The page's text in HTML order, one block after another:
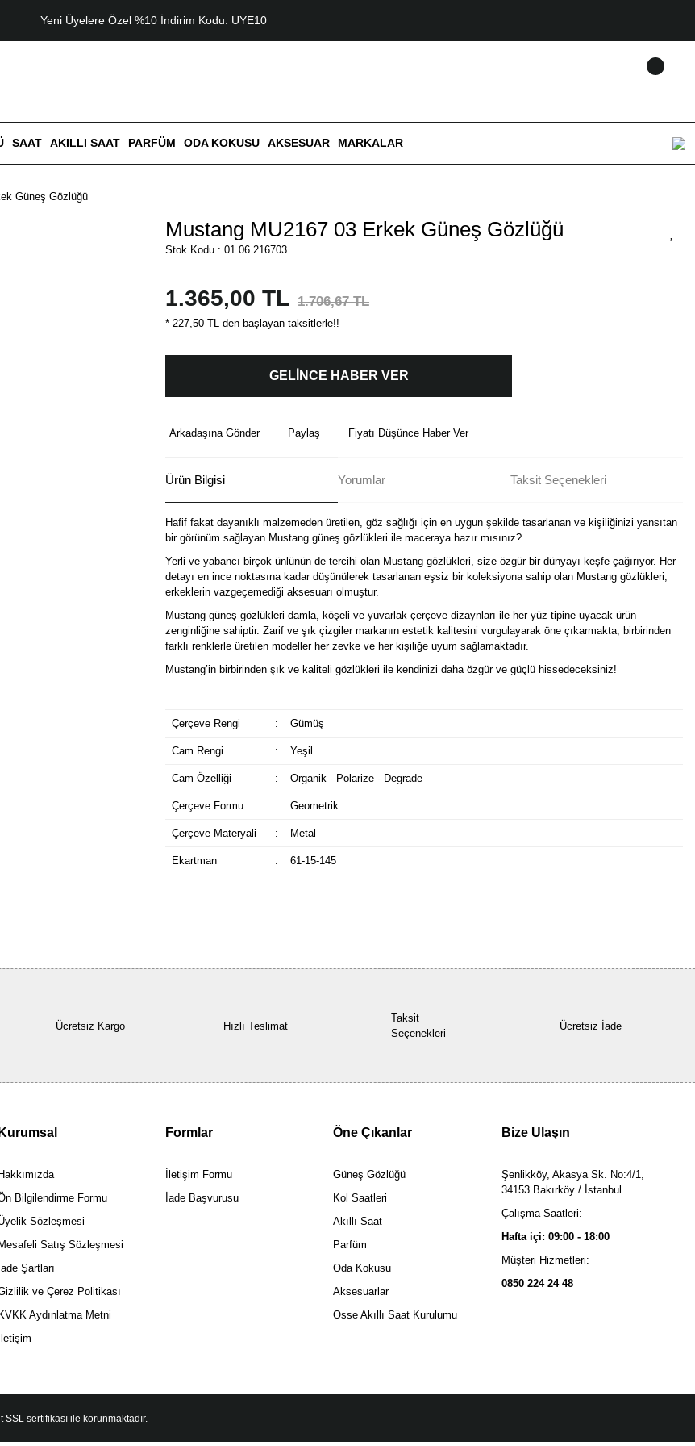
Yeni Üyelere Özel %10 İndirim Kodu: UYE10
SAAT AKILLI SAAT PARFÜM ODA KOKUSU AKSESUAR MARKALAR
Güneş Gözlüğü
Mustang MU2167 03 Erkek Güneş Gözlüğü
Stok Kodu : 01.06.216703
1.365,00 TL 1.706,67 TL
* 227,50 TL den başlayan taksitlerle!!
GELİNCE HABER VER
Arkadaşına Gönder Paylaş Fiyatı Düşünce Haber Ver
Ürün Bilgisi Yorumlar Taksit Seçenekleri
Hafif fakat dayanıklı malzemeden üretilen, göz sağlığı için en uygun şekilde tasarlanan ve kişiliğinizi yansıtan
bir görünüm sağlayan Mustang güneş gözlükleri ile maceraya hazır mısınız?
Yerli ve yabancı birçok ünlünün de tercihi olan Mustang gözlükleri, size özgür bir dünyayı keşfe çağırıyor. Her
detayı en ince noktasına kadar düşünülerek tasarlanan eşsiz bir koleksiyona sahip olan Mustang gözlükleri,
erkeklerin vazgeçemediği aksesuarı olmuştur.
Mustang güneş gözlükleri damla, köşeli ve yuvarlak çerçeve dizaynları ile her yüz tipine uyacak ürün
zenginliğine sahiptir. Zarif ve şık çizgiler markanın estetik kalitesini vurgulayarak öne çıkarmakta, birbirinden
farklı renklerle üretilen modeller her zevke ve her kişiliğe uyum sağlamaktadır.
Mustang’in birbirinden şık ve kaliteli gözlükleri ile kendinizi daha özgür ve güçlü hissedeceksiniz!
Çerçeve Rengi : Gümüş
Cam Rengi : Yeşil
Cam Özelliği : Organik - Polarize - Degrade
Çerçeve Formu : Geometrik
Çerçeve Materyali : Metal
Ekartman : 61-15-145
Ücretsiz Kargo Hızlı Teslimat
Taksit
Seçenekleri
Ücretsiz İade
Kurumsal
Hakkımızda
Bilgilendirme Formu
Sözleşmesi
Mesafeli Satış Sözleşmesi
İade Şartları
ve Çerez Politikası
KVKK Aydınlatma Metni
İletişim
Formlar
İletişim Formu
İade Başvurusu
Öne Çıkanlar
Güneş Gözlüğü
Kol Saatleri
Akıllı Saat
Parfüm
Oda Kokusu
Aksesuarlar
Osse Akıllı Saat Kurulumu
Bize Ulaşın
Şenlikköy, Akasya Sk. No:4/1,
34153 Bakırköy / İstanbul
Çalışma Saatleri:
Hafta içi: 09:00 - 18:00
Müşteri Hizmetleri:
0850 224 24 48
sertifikası ile korunmaktadır.